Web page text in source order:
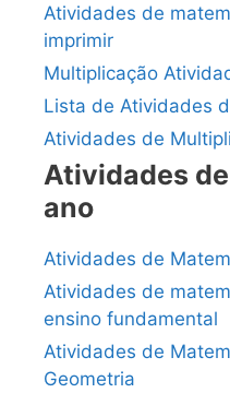
Atividades de
imprimir
Multiplicação
Lista de Atividades
Atividades de
Atividades
ano
Atividades de
Atividades de
ensino fundamental
Atividades de
Geometria